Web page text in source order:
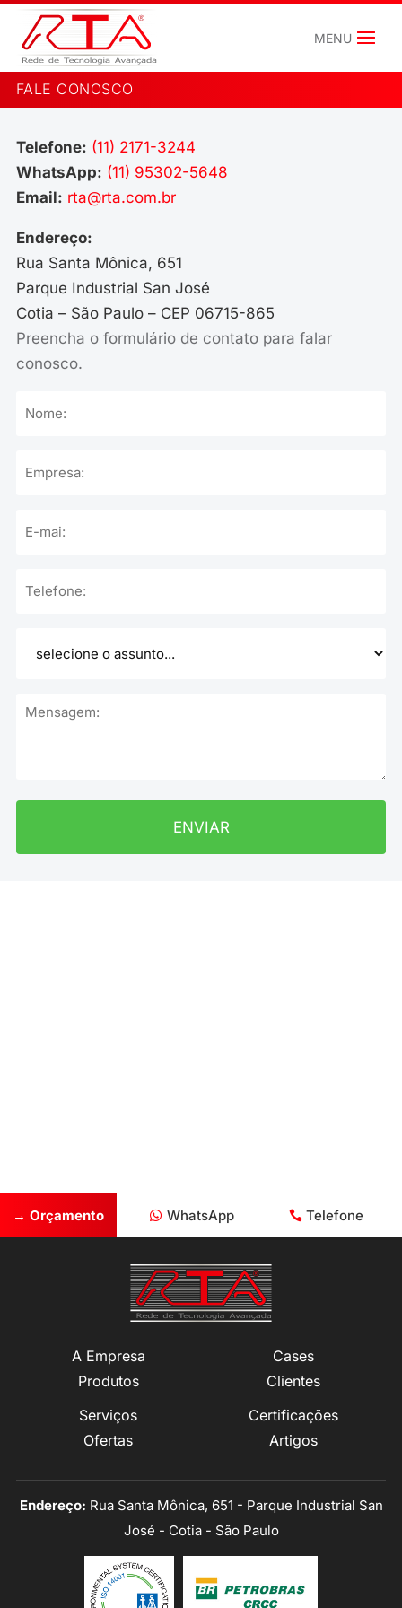
FALE CONOSCO
Telefone: (11) 2171-3244
WhatsApp: (11) 95302-5648
Email: rta@rta.com.br
Endereço:
Rua Santa Mônica, 651
Parque Industrial San José
Cotia – São Paulo – CEP 06715-865
Preencha o formulário de contato para falar
conosco.
→ Orçamento WhatsApp Telefone
A Empresa
Produtos
Serviços
Ofertas
Cases
Clientes
Certificações
Artigos
Endereço: Rua Santa Mônica, 651 - Parque Industrial San
José - Cotia - São Paulo